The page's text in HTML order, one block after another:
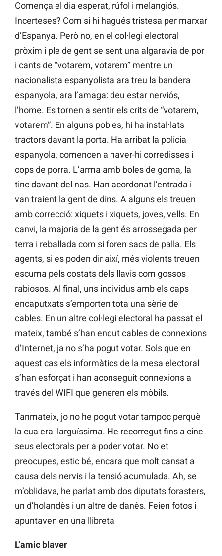
Comença el dia esperat, rúfol i melangiós.
Incerteses? Com si hi hagués tristesa per marxar
d’Espanya. Però no, en el col·legi electoral
pròxim i ple de gent se sent una algaravia de por
i cants de “votarem, votarem” mentre un
nacionalista espanyolista ara treu la bandera
espanyola, ara l’amaga: deu estar nerviós,
l’home. Es tornen a sentir els crits de “votarem,
votarem”. En alguns pobles, hi ha instal·lats
tractors davant la porta. Ha arribat la policia
espanyola, comencen a haver-hi corredisses i
cops de porra. L’arma amb boles de goma, la
tinc davant del nas. Han acordonat l’entrada i
van traient la gent de dins. A alguns els treuen
amb correcció: xiquets i xiquets, joves, vells. En
canvi, la majoria de la gent és arrossegada per
terra i reballada com si foren sacs de palla. Els
agents, si es poden dir així, més violents treuen
escuma pels costats dels llavis com gossos
rabiosos. Al final, uns individus amb els caps
encaputxats s’emporten tota una sèrie de
cables. En un altre col·legi electoral ha passat el
mateix, també s’han endut cables de connexions
d’Internet, ja no s’ha pogut votar. Sols que en
aquest cas els informàtics de la mesa electoral
s’han esforçat i han aconseguit connexions a
través del WIFI que generen els mòbils.
Tanmateix, jo no he pogut votar tampoc perquè
la cua era llarguíssima. He recorregut fins a cinc
seus electorals per a poder votar. No et
preocupes, estic bé, encara que molt cansat a
causa dels nervis i la tensió acumulada. Ah, se
m’oblidava, he parlat amb dos diputats forasters,
un d’holandès i un altre de danès. Feien fotos i
apuntaven en una llibreta
L’amic blaver